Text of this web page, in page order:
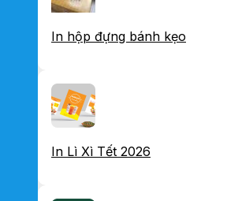
In hộp đựng bánh kẹo
In Lì Xì Tết 2026